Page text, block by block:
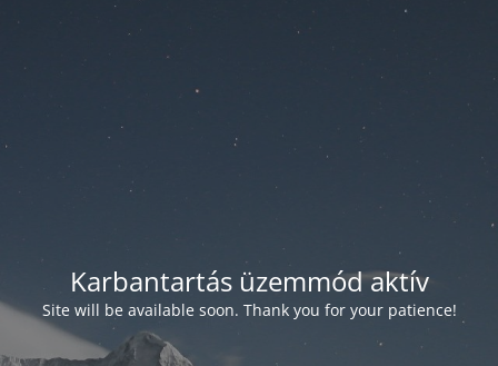
Karbantartás üzemmód aktív
Site will be available soon. Thank you for your patience!